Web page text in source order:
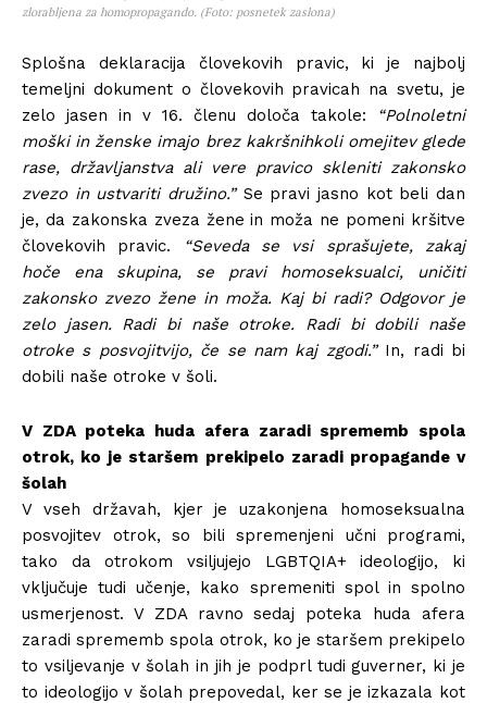
zlorabljena za homopropagando. (Foto: posnetek zaslona)
Splošna deklaracija človekovih pravic, ki je najbolj
temeljni dokument o človekovih pravicah na svetu, je
zelo jasen in v 16. členu določa takole:
“Polnoletni
moški in ženske imajo brez kakršnihkoli omejitev glede
rase, državljanstva ali vere pravico skleniti zakonsko
zvezo in ustvariti družino.”Se pravi jasno kot beli dan
je, da zakonska zveza žene in moža ne pomeni kršitve
človekovih pravic.
“Seveda se vsi sprašujete, zakaj
hoče ena skupina, se pravi homoseksualci, uničiti
zakonsko zvezo žene in moža. Kaj bi radi? Odgovor je
zelo jasen. Radi bi naše otroke. Radi bi dobili naše
otroke s posvojitvijo, če se nam kaj zgodi.”In, radi bi
dobili naše otroke v šoli.
V ZDA poteka huda afera zaradi sprememb spola
otrok, ko je staršem prekipelo zaradi propagande v
šolah
V vseh državah, kjer je uzakonjena homoseksualna
posvojitev otrok, so bili spremenjeni učni programi,
tako da otrokom vsiljujejo LGBTQIA+ ideologijo, ki
vključuje tudi učenje, kako spremeniti spol in spolno
usmerjenost. V ZDA ravno sedaj poteka huda afera
zaradi sprememb spola otrok, ko je staršem prekipelo
to vsiljevanje v šolah in jih je podprl tudi guverner, ki je
to ideologijo v šolah prepovedal, ker se je izkazala kot